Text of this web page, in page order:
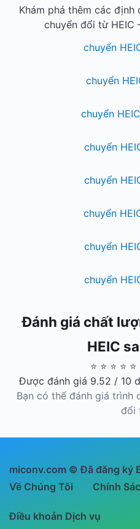
Khám phá thêm các
chuyển đổi từ
chuyển
chuyển
chuyển
chuyển
chuyển
chuyển
chuyển
chuyển
Đánh giá chất
HEIC
⭐ ⭐ ⭐ ⭐ ⭐
Được đánh giá 9.52 / 10
Bạn có thể đánh giá trình
đổi
miconv.com © Đã đăng ký
Về Chúng Tôi
Chính
Điều khoản Dịch vụ